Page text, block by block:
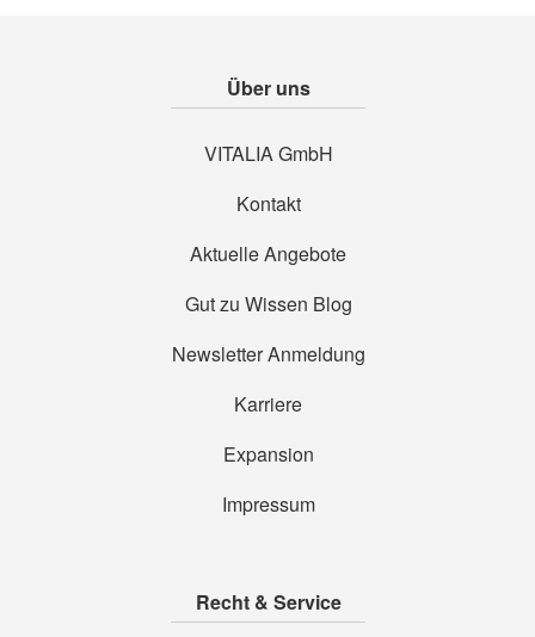
Über uns
VITALIA GmbH
Kontakt
Aktuelle Angebote
Gut zu Wissen Blog
Newsletter Anmeldung
Karriere
Expansion
Impressum
Recht & Service